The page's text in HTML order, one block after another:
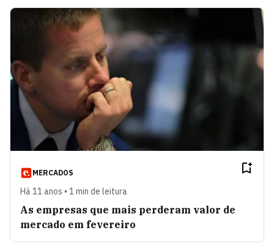
MERCADOS
Há 11 anos • 1 min de leitura
As empresas que mais perderam valor de
mercado em fevereiro